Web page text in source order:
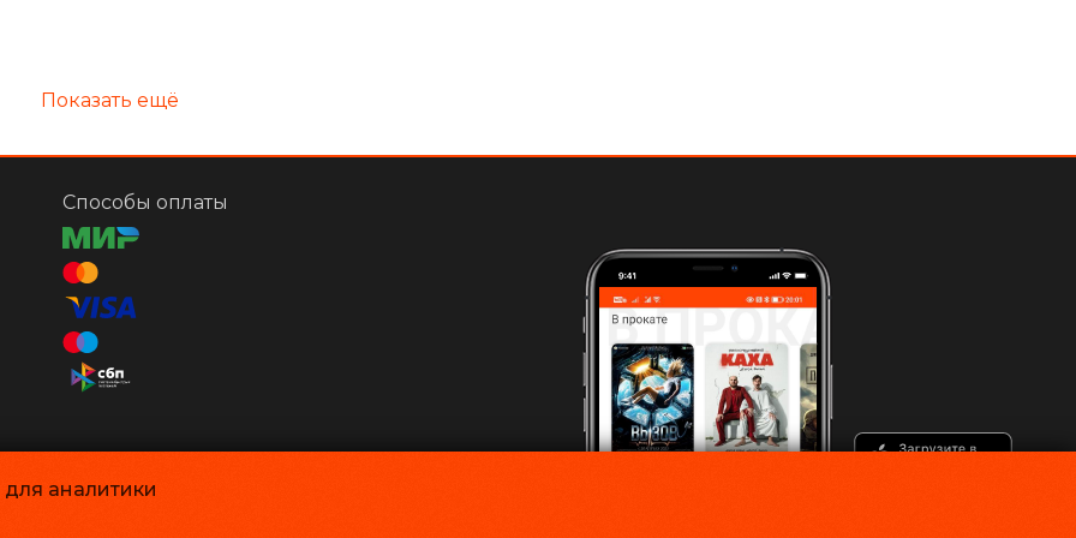
Показать ещё
аналитики
Способы оплаты